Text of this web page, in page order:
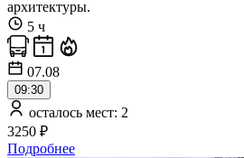
архитектуры.
5 ч
07.08
09:30
осталось мест: 2
3250 ₽
Подробнее